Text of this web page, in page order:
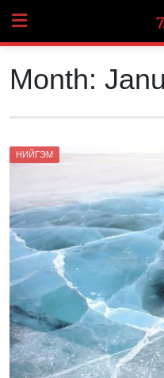
content
Month:
НИЙГЭМ